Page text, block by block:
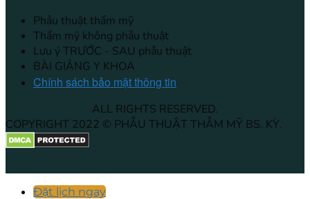
Phẫu thuật thẩm mỹ
Thẩm mỹ không phẫu thuật
Lưu ý TRƯỚC - SAU phẫu thuật
BÀI GIẢNG Y KHOA
Chính sách bảo mật thông tin
ALL RIGHTS RESERVED.
COPYRIGHT 2022 © PHẪU THUẬT THẪM MỸ BS. KỲ.
Đặt lịch ngay